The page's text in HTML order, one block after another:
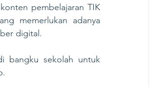
pembelajaran TIK
memerlukan adanya
digital.
bangku sekolah untuk